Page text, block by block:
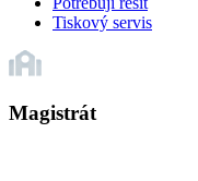
Tiskový servis
Magistrát